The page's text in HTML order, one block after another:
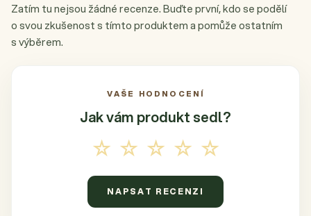
Zatím tu nejsou žádné recenze. Buďte první, kdo se podělí
o svou zkušenost s tímto produktem a pomůže ostatním
s výběrem.
VAŠE HODNOCENÍ
Jak vám produkt sedl?
☆☆☆☆☆
NAPSAT RECENZI